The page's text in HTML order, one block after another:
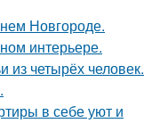
Новгороде.
интерьере.
из четырёх человек.
в себе уют и